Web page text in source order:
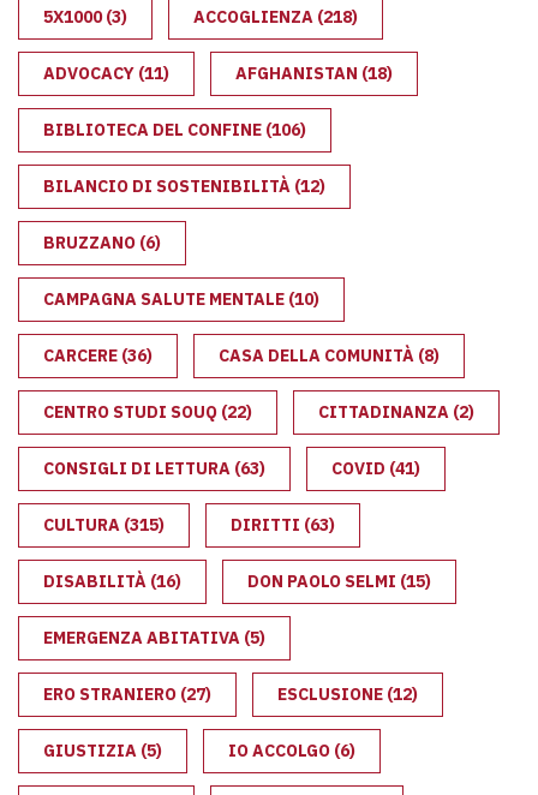
5X1000(3) ACCOGLIENZA (218)
ADVOCACY (11) AFGHANISTAN (18)
BIBLIOTECA DEL CONFINE (106)
BILANCIO DI SOSTENIBILITÀ (12)
BRUZZANO (6)
CAMPAGNA SALUTE MENTALE (10)
CARCERE (36) CASA DELLA COMUNITÀ (8)
CENTRO STUDI SOUQ (22) CITTADINANZA (2)
CONSIGLI DI LETTURA (63) COVID (41)
CULTURA (315) DIRITTI (63)
DISABILITÀ (16) DON PAOLO SELMI (15)
EMERGENZA ABITATIVA (5)
ERO STRANIERO (27) ESCLUSIONE (12)
GIUSTIZIA (5) IO ACCOLGO (6)